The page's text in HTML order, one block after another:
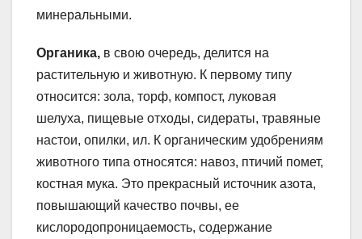
минеральными.
Органика, в свою очередь, делится на
растительную и животную. К первому типу
относится: зола, торф, компост, луковая
шелуха, пищевые отходы, сидераты, травяные
настои, опилки, ил. К органическим удобрениям
животного типа относятся: навоз, птичий помет,
костная мука. Это прекрасный источник азота,
повышающий качество почвы, ее
кислородопроницаемость, содержание